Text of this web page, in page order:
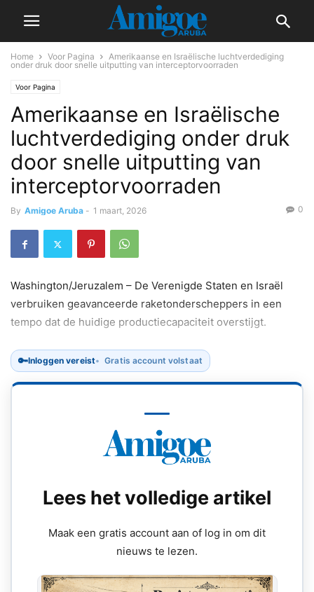
Home Voor Pagina
Amerikaanse en Israëlische luchtverdediging
onder druk door snelle uitputting van interceptorvoorraden
Voor Pagina
Amerikaanse en Israëlische
luchtverdediging onder druk
door snelle uitputting van
interceptorvoorraden
By Amigoe Aruba - 1 maart, 2026 0
Washington/Jeruzalem – De Verenigde Staten en Israël
verbruiken geavanceerde raketonderscheppers in een
tempo dat de huidige productiecapaciteit overstijgt.
🔑Inloggen vereist Gratis account volstaat
Lees het volledige artikel
Maak een gratis account aan of log in om dit
nieuws te lezen.